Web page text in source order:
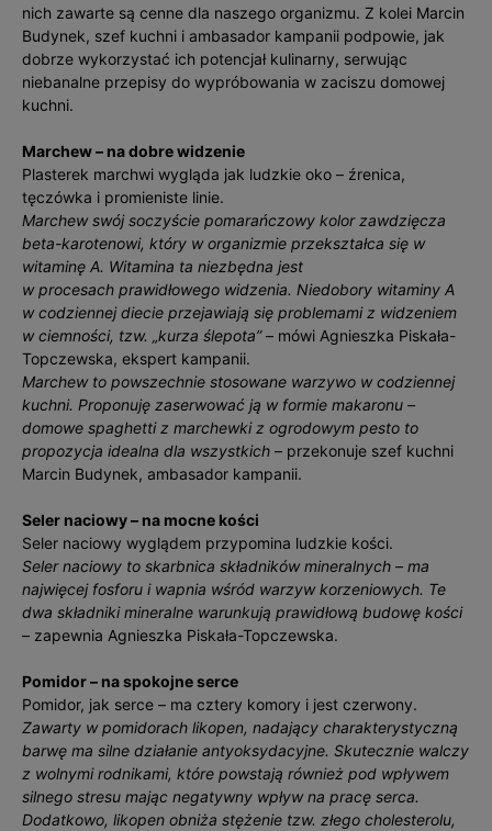
nich zawarte są cenne dla naszego organizmu. Z kolei Marcin
Budynek, szef kuchni i ambasador kampanii podpowie, jak
dobrze wykorzystać ich potencjał kulinarny, serwując
niebanalne przepisy do wypróbowania w zaciszu domowej
kuchni.
Marchew – na dobre widzenie
Plasterek marchwi wygląda jak ludzkie oko – źrenica,
tęczówka i promieniste linie.
Marchew swój soczyście pomarańczowy kolor zawdzięcza
beta-karotenowi, który w organizmie przekształca się w
witaminę A. Witamina ta niezbędna jest
w procesach prawidłowego widzenia. Niedobory witaminy A
w codziennej diecie przejawiają się problemami z widzeniem
w ciemności, tzw. „kurza ślepota”– mówi Agnieszka Piskała-
Topczewska, ekspert kampanii.
Marchew to powszechnie stosowane warzywo w codziennej
kuchni. Proponuję zaserwować ją w formie makaronu –
domowe spaghetti z marchewki z ogrodowym pesto to
propozycja idealna dla wszystkich – przekonuje szef kuchni
Marcin Budynek, ambasador kampanii.
Seler naciowy – na mocne kości
Seler naciowy wyglądem przypomina ludzkie kości.
Seler naciowy to skarbnica składników mineralnych – ma
najwięcej fosforu i wapnia wśród warzyw korzeniowych. Te
dwa składniki mineralne warunkują prawidłową budowę kości
– zapewnia Agnieszka Piskała-Topczewska.
Pomidor – na spokojne serce
Pomidor, jak serce – ma cztery komory i jest czerwony.
Zawarty w pomidorach likopen, nadający charakterystyczną
barwę ma silne działanie antyoksydacyjne. Skutecznie walczy
z wolnymi rodnikami, które powstają również pod wpływem
silnego stresu mając negatywny wpływ na pracę serca.
Dodatkowo, likopen obniża stężenie tzw. złego cholesterolu,